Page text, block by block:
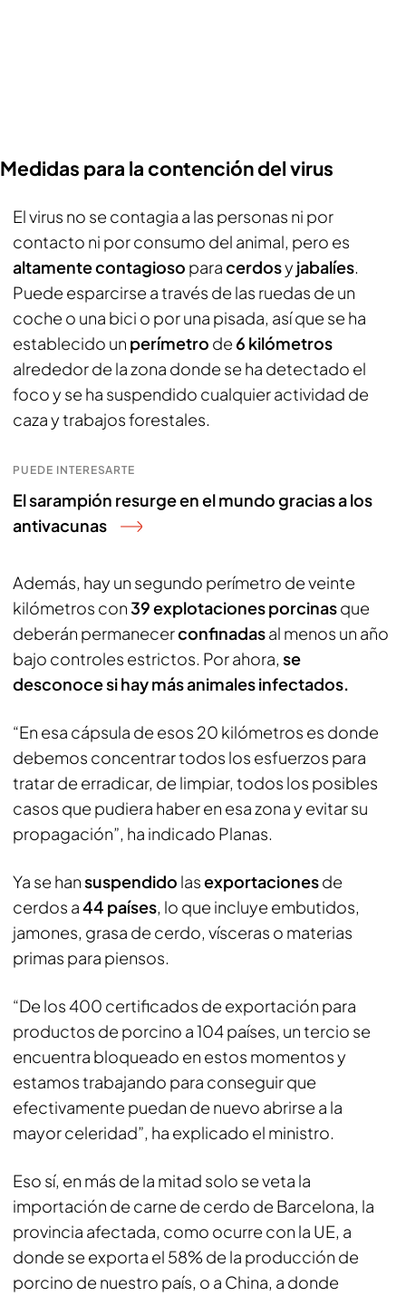
Medidas para la contención del virus
El virus no se contagia a las personas ni por
contacto ni por consumo del animal, pero es
altamente contagioso paracerdosy jabalíes.
Puede esparcirse a través de las ruedas de un
coche o una bici o por una pisada, así que se ha
establecido un perímetro de 6 kilómetros
alrededor de la zona donde se ha detectado el
foco y se ha suspendido cualquier actividad de
caza y trabajos forestales.
PUEDE INTERESARTE
El sarampión resurge en el mundo gracias a los
antivacunas
Además, hay un segundo perímetro de veinte
kilómetros con39 explotaciones porcinasque
deberán permanecerconfinadasal menos un año
bajo controles estrictos. Por ahora, se
desconoce si hay más animales infectados.
“En esa cápsula de esos 20 kilómetros es donde
debemos concentrar todos los esfuerzos para
tratar de erradicar, de limpiar, todos los posibles
casos que pudiera haber en esa zona y evitar su
propagación”, ha indicado Planas.
Ya se hansuspendido lasexportacionesde
cerdos a44 países, lo que incluye embutidos,
jamones, grasa de cerdo, vísceras o materias
primas para piensos.
“De los 400 certificados de exportación para
productos de porcino a 104 países, un tercio se
encuentra bloqueado en estos momentos y
estamos trabajando para conseguir que
efectivamente puedan de nuevo abrirse a la
mayor celeridad”, ha explicado el ministro.
Eso sí, en más de la mitad solo se veta la
importación de carne de cerdo de Barcelona, la
provincia afectada, como ocurre con la UE, a
donde se exporta el 58% de la producción de
porcino de nuestro país, o a China, a donde